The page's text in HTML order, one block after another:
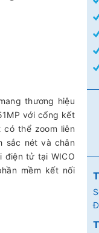
thương hiệu
với cổng kết
có thể zoom liên
sắc nét và chân
điện tử tại WICO
mềm kết nối